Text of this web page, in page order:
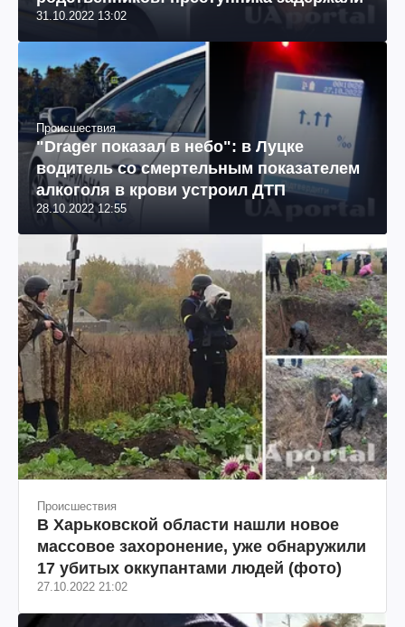
31.10.2022 13:02
Происшествия
"Drager показал в небо": в Луцке
водитель со смертельным показателем
алкоголя в крови устроил ДТП
28.10.2022 12:55
Происшествия
В Харьковской области нашли новое
массовое захоронение, уже обнаружили
17 убитых оккупантами людей (фото)
27.10.2022 21:02